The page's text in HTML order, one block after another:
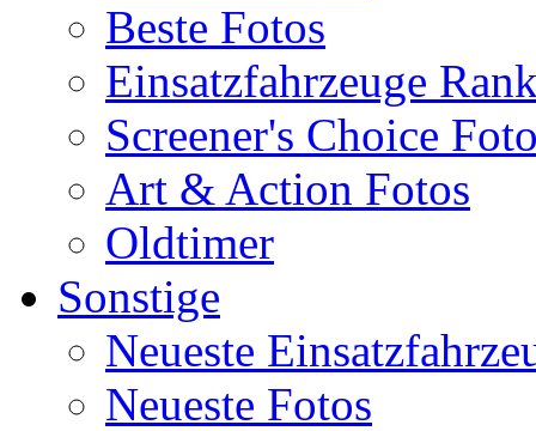
Beste Fotos
Einsatzfahrzeuge
Screener's Choice
Art & Action Fotos
Oldtimer
Sonstige
Neueste
Neueste Fotos